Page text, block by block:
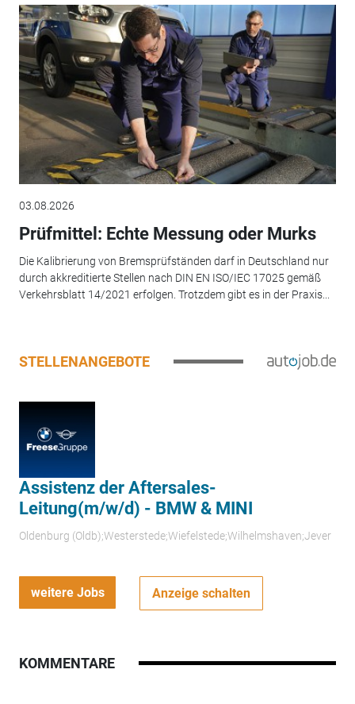
03.08.2026
Prüfmittel: Echte Messung oder Murks
Die Kalibrierung von Bremsprüfständen darf in Deutschland nur
durch akkreditierte Stellen nach DIN EN ISO/IEC 17025 gemäß
Verkehrsblatt 14/2021 erfolgen. Trotzdem gibt es in der Praxis...
STELLENANGEBOTE
Assistenz der Aftersales-
Leitung(m/w/d) - BMW & MINI
Oldenburg (Oldb);Westerstede;Wiefelstede;Wilhelmshaven;Jever
weitere Jobs Anzeige schalten
KOMMENTARE